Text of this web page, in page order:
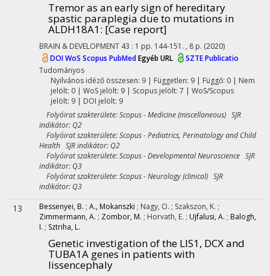
Tremor as an early sign of hereditary
spastic paraplegia due to mutations in
ALDH18A1: [Case report]
BRAIN & DEVELOPMENT 43 : 1 pp. 144-151. , 8 p. (2020)
DOIWoS Scopus PubMedEgyéb URL
SZTE Publicatio
Tudományos
Nyilvános idéző összesen: 9| Független: 9 | Függő: 0 | Nem
jelölt: 0 | WoS jelölt: 9 | Scopus jelölt: 7 | WoS/Scopus
jelölt: 9 | DOI jelölt: 9
Folyóirat szakterülete: Scopus - Medicine (miscellaneous) SJR
indikátor: Q2
Folyóirat szakterülete: Scopus - Pediatrics, Perinatology and Child
Health SJR indikátor: Q2
Folyóirat szakterülete: Scopus - Developmental Neuroscience SJR
indikátor: Q3
Folyóirat szakterülete: Scopus - Neurology (clinical) SJR
indikátor: Q3
13 Bessenyei, B. ; A., Mokanszki ; Nagy, O. ; Szakszon, K. ;
Zimmermann, A. ; Zombor, M. ; Horvath, E. ; Ujfalusi, A. ; Balogh,
I. ; Sztriha, L.
Genetic investigation of the LIS1, DCX and
TUBA1A genes in patients with
lissencephaly